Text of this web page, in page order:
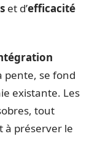
et d’efficacité
pente, se fond
existante. Les
tout
à préserver le